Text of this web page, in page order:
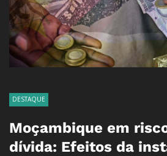
DESTAQUE
Moçambique em
dívida: Efeitos da